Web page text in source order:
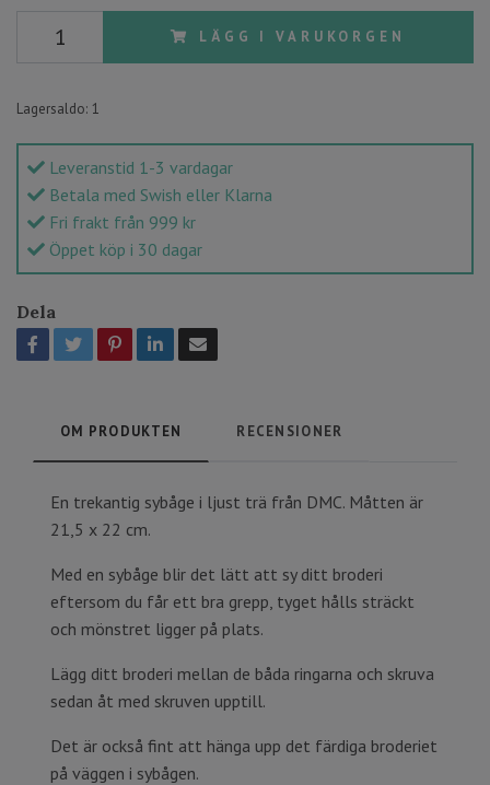
LÄGG I VARUKORGEN
Lagersaldo: 1
Leveranstid 1-3 vardagar
Betala med Swish eller Klarna
Fri frakt från 999 kr
Öppet köp i 30 dagar
Dela
OM PRODUKTEN RECENSIONER
En trekantig sybåge i ljust trä från DMC. Måtten är
21,5 x 22 cm.
Med en sybåge blir det lätt att sy ditt broderi
eftersom du får ett bra grepp, tyget hålls sträckt
och mönstret ligger på plats.
Lägg ditt broderi mellan de båda ringarna och skruva
sedan åt med skruven upptill.
Det är också fint att hänga upp det färdiga broderiet
på väggen i sybågen.